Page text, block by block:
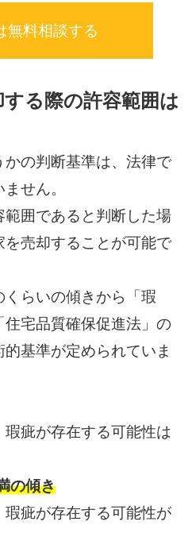
無料相談する
る際の許容範囲は
の判断基準は、法律で
せん。
範囲であると判断した場
売却することが可能で
くらいの傾きから「瑕
宅品質確保促進法」の
基準が定められていま
疵が存在する可能性は
の傾き
疵が存在する可能性が